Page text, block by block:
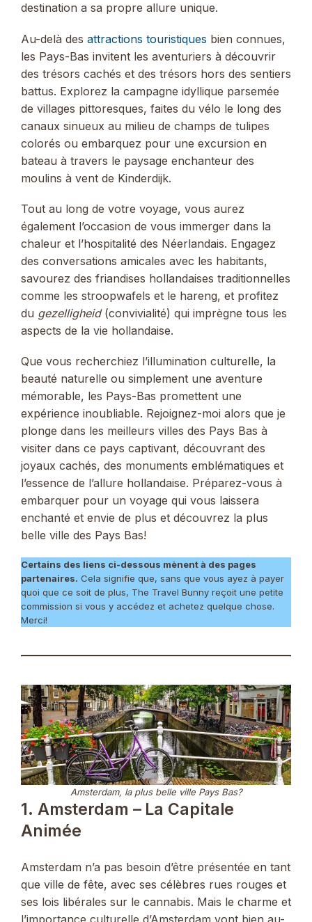
destination a sa propre allure unique.
Au-delà des attractions touristiques bien connues,
les Pays-Bas invitent les aventuriers à découvrir
des trésors cachés et des trésors hors des sentiers
battus. Explorez la campagne idyllique parsemée
de villages pittoresques, faites du vélo le long des
canaux sinueux au milieu de champs de tulipes
colorés ou embarquez pour une excursion en
bateau à travers le paysage enchanteur des
moulins à vent de Kinderdijk.
Tout au long de votre voyage, vous aurez
également l’occasion de vous immerger dans la
chaleur et l’hospitalité des Néerlandais. Engagez
des conversations amicales avec les habitants,
savourez des friandises hollandaises traditionnelles
comme les stroopwafels et le hareng, et profitez
du gezelligheid(convivialité) qui imprègne tous les
aspects de la vie hollandaise.
Que vous recherchiez l’illumination culturelle, la
beauté naturelle ou simplement une aventure
mémorable, les Pays-Bas promettent une
expérience inoubliable. Rejoignez-moi alors que je
plonge dans les meilleurs villes des Pays Bas à
visiter dans ce pays captivant, découvrant des
joyaux cachés, des monuments emblématiques et
l’essence de l’allure hollandaise. Préparez-vous à
embarquer pour un voyage qui vous laissera
enchanté et envie de plus et découvrez la plus
belle ville des Pays Bas!
Certains des liens ci-dessous mènent à des pages
partenaires. Cela signifie que, sans que vous ayez à payer
quoi que ce soit de plus, The Travel Bunny reçoit une petite
commission si vous y accédez et achetez quelque chose.
Merci!
Amsterdam, la plus belle ville Pays Bas?
1. Amsterdam – La Capitale
Animée
Amsterdam n’a pas besoin d’être présentée en tant
que ville de fête, avec ses célèbres rues rouges et
ses lois libérales sur le cannabis. Mais le charme et